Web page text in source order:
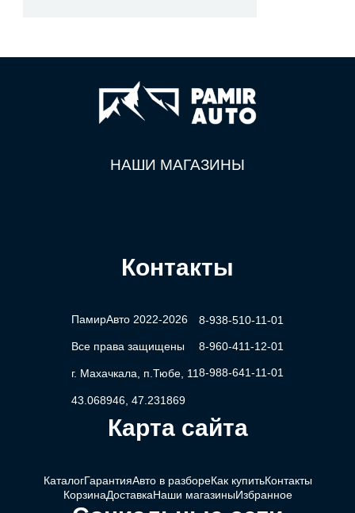
НАШИ МАГАЗИНЫ
Контакты
ПамирАвто 2022-2026
Все права защищены
г. Махачкала, п.Тюбе, 11
43.068946, 47.231869
8-938-510-11-01
8-960-411-12-01
8-988-641-11-01
Карта сайта
КаталогГарантияАвто в разбореКак купитьКонтакты
КорзинаДоставкаНаши магазиныИзбранное